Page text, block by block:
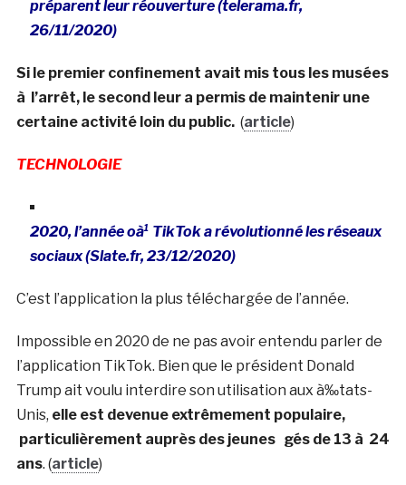
préparent leur réouverture (telerama.fr,
26/11/2020)
Si le premier confinement avait mis tous les musées
à l’arrêt, le second leur a permis de maintenir une
certaine activité loin du public. (article)
TECHNOLOGIE
2020, l’année oà¹ TikTok a révolutionné les réseaux
sociaux (Slate.fr, 23/12/2020)
C’est l’application la plus téléchargée de l’année.
Impossible en 2020 de ne pas avoir entendu parler de
l’application TikTok. Bien que le président Donald
Trump ait voulu interdire son utilisation aux à‰tats-
Unis, elle est devenue extrêmement populaire,
particulièrement auprès des jeunes gés de 13 à 24
ans. (article)